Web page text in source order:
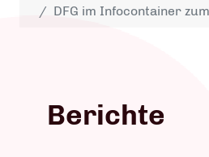
DFG im Infocontainer
Berichte